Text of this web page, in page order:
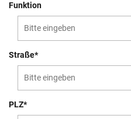
Funktion
Straße*
PLZ*